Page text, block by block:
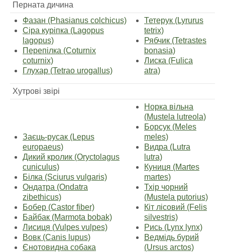
Перната дичина
Фазан (Phasianus colchicus)
Сіра куріпка (Lagopus
lagopus)
Перепілка (Coturnix
coturnix)
Глухар (Tetrao urogallus)
Тетерук (Lyrurus
tetrix)
Рябчик (Tetrastes
bonasia)
Лиска (Fulica
atra)
Хутрові звірі
Заєць-русак (Lepus
europaeus)
Дикий кролик (Oryctolagus
cuniculus)
Білка (Sciurus vulgaris)
Ондатра (Ondatra
zibethicus)
Бобер (Castor fiber)
Байбак (Marmota bobak)
Лисиця (Vulpes vulpes)
Вовк (Canis lupus)
Єнотовидна собака
Норка вільна
(Mustela lutreola)
Борсук (Meles
meles)
Видра (Lutra
lutra)
Куниця (Martes
martes)
Тхір чорний
(Mustela putorius)
Кіт лісовий (Felis
silvestris)
Рись (Lynx lynx)
Ведмідь бурий
(Ursus arctos)